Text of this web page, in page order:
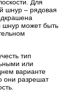
Для
шнур – рядовая
шнур может быть
тип
или
варианте
они разрешат